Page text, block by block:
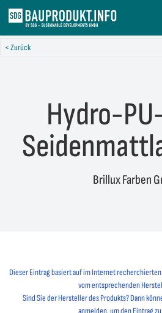
< Zurück
Hydro-
Brillux Farben
Dieser Eintrag basiert auf im Internet
vom entsprechenden
Sind Sie der Hersteller des Produkts? Dann
anmelden, um den Eintrag